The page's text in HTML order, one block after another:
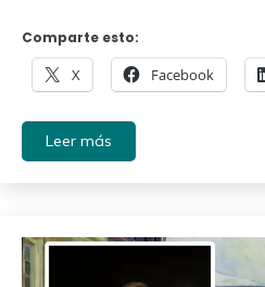
Comparte esto:
X Facebook
Leer más